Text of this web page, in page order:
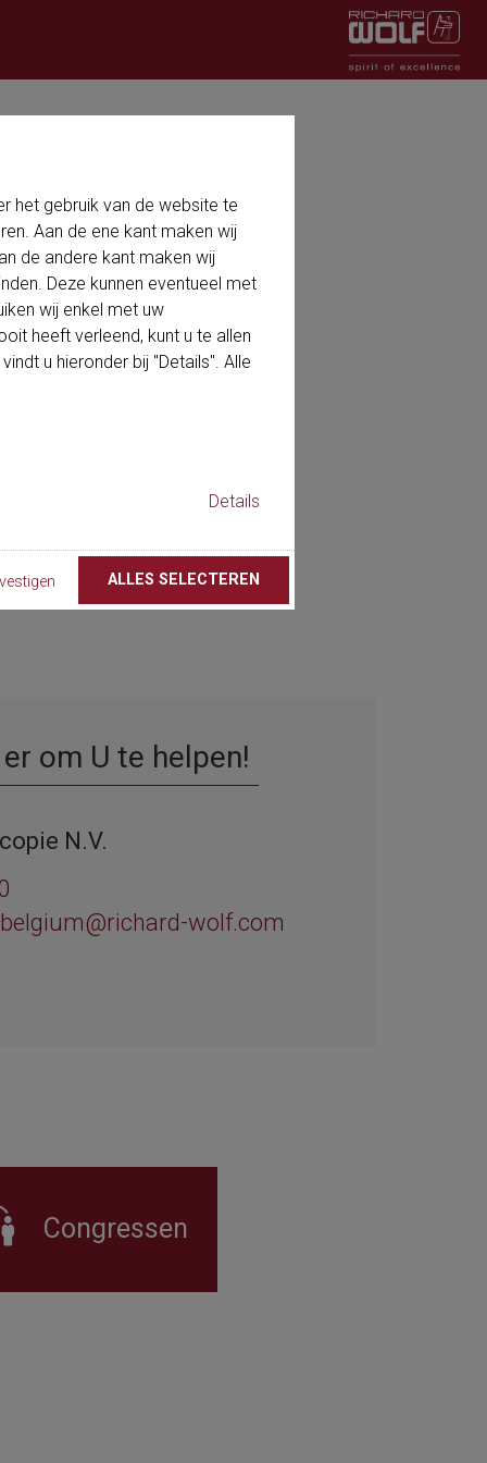
het gebruik van de website te
Aan de ene kant maken wij
de andere kant maken wij
Deze kunnen eventueel met
wij enkel met uw
heeft verleend, kunt u te allen
u hieronder bij "Details". Alle
Details
ALLES SELECTEREN
om U te helpen!
N.V.
wolf.com
Congressen